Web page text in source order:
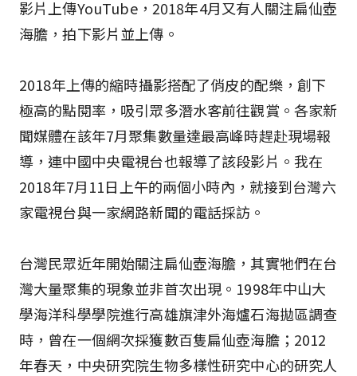
影片上傳YouTube，2018年4月又有人關注扁仙壺
海膽，拍下影片並上傳。
2018年上傳的縮時攝影搭配了俏皮的配樂，創下
極高的點閱率，吸引眾多潛水客前往觀賞。各家新
聞媒體在該年7月聚集數量達最高峰時趕赴現場報
導，連中國中央電視台也報導了該段影片。我在
2018年7月11日上午的兩個小時內，就接到台灣六
家電視台與一家網路新聞的電話採訪。
台灣民眾近年開始關注扁仙壺海膽，其實牠們在台
灣大量聚集的現象並非首次出現。1998年中山大
學海洋科學學院進行高雄旗津外海爐石海拋區調查
時，曾在一個網次採獲數百隻扁仙壺海膽；2012
年春天，中央研究院生物多樣性研究中心的研究人